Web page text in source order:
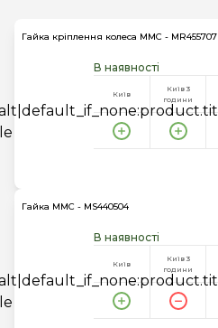
Гайка кріплення колеса MMC - MR455707
В наявності
Київ
Київ 3
години
Гайка MMC - MS440504
В наявності
Київ
Київ 3
години